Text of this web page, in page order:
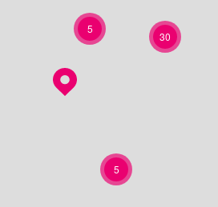
5
5
30